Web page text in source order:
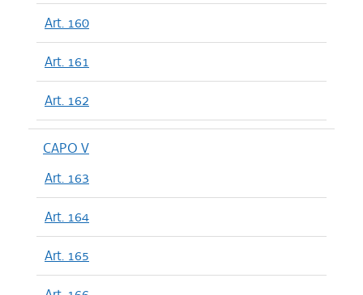
Art. 160
Art. 161
Art. 162
CAPO V
Art. 163
Art. 164
Art. 165